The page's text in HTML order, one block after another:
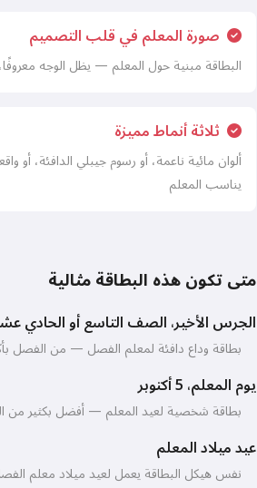
صورة المعلم في قلب التصميم
البطاقة مبنية حول المعلم — يظل الوجه
ثلاثة أنماط مميزة
ألوان مائية ناعمة، أو رسوم جيبلي الدافئة، أو
يناسب المعلم
متى تكون هذه البطاقة مثالية
الجرس الأخير، الصف التاسع أو الحادي
بطاقة وداع دافئة لمعلم الفصل — من الفصل
يوم المعلم، 5 أكتوبر
بطاقة شخصية لعيد المعلم — أفضل بكثير من
عيد ميلاد المعلم
نفس هيكل البطاقة يعمل لعيد ميلاد معلم